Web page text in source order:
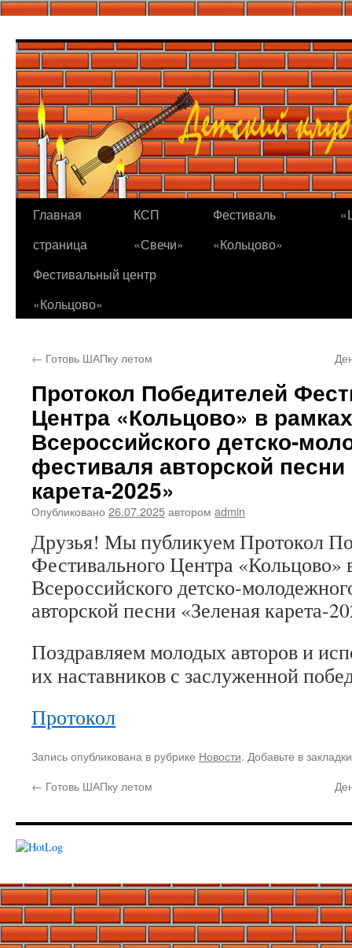
содержимому
Главная
страница
КСП
«Свечи»
Фестиваль
«Кольцово»
Фестивальный центр
«Кольцово»
← Готовь ШАПку летом
Протокол Победителей
Центра «Кольцово» в
Всероссийского детско-
фестиваля авторской
карета-2025»
Опубликовано 26.07.2025автором admin
Друзья! Мы публикуем Протокол
Фестивального Центра «Кольцово»
Всероссийского детско-
авторской песни «Зеленая карета-
Поздравляем молодых авторов и
их наставников с заслуженной
Протокол
Запись опубликована в рубрике Новости. Добавьте в
← Готовь ШАПку летом